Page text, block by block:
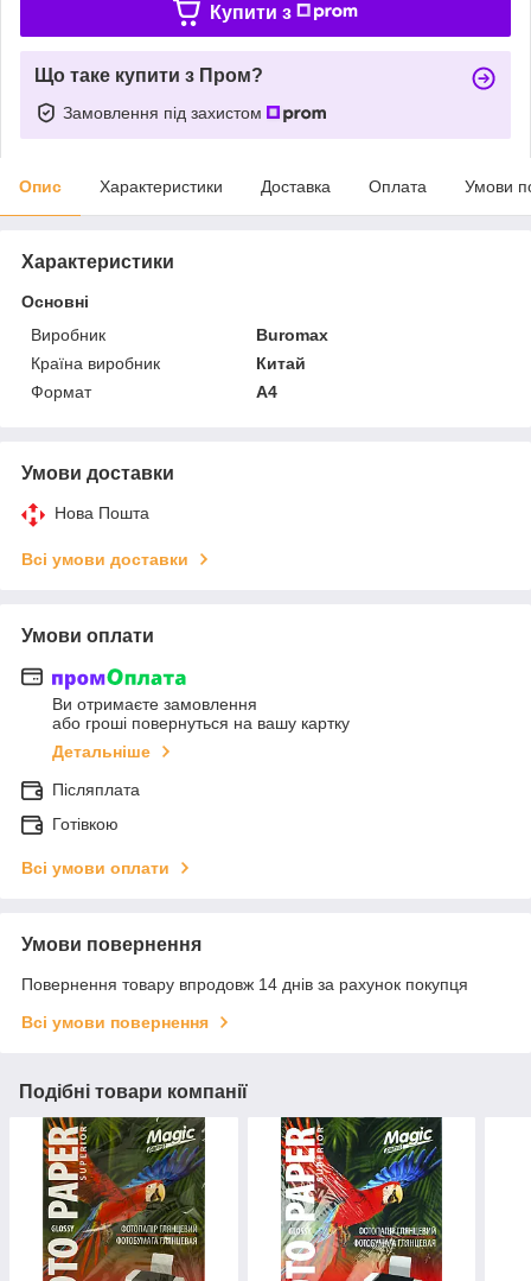
Купити з
Що таке купити з Пром?
Замовлення під захистом
Опис Характеристики Доставка Оплата Умови
Характеристики
Основні
Виробник
Buromax
Країна виробник
Китай
Формат
A4
Умови доставки
Нова Пошта
Всі умови доставки
Умови оплати
Ви отримаєте замовлення
або гроші повернуться на вашу картку
Детальніше
Післяплата
Готівкою
Всі умови оплати
Умови повернення
Повернення товару впродовж 14 днів за рахунок покупця
Всі умови повернення
Подібні товари компанії